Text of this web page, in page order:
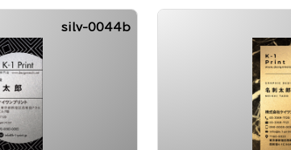
silv-0044b